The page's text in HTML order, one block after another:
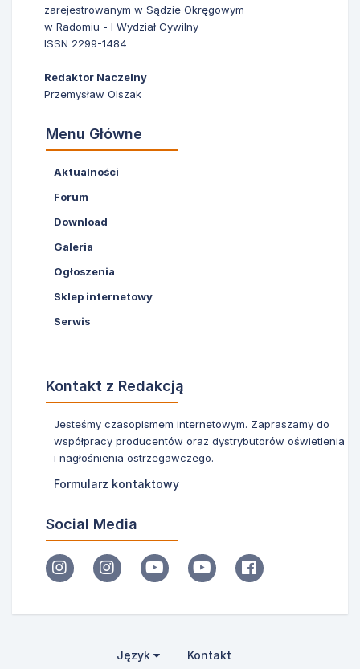
zarejestrowanym w Sądzie Okręgowym
w Radomiu - I Wydział Cywilny
ISSN 2299-1484
Redaktor Naczelny
Przemysław Olszak
Menu Główne
Aktualności
Forum
Download
Galeria
Ogłoszenia
Sklep internetowy
Serwis
Kontakt z Redakcją
Jesteśmy czasopismem internetowym. Zapraszamy do
współpracy producentów oraz dystrybutorów oświetlenia
i nagłośnienia ostrzegawczego.
Formularz kontaktowy
Social Media
Język Kontakt